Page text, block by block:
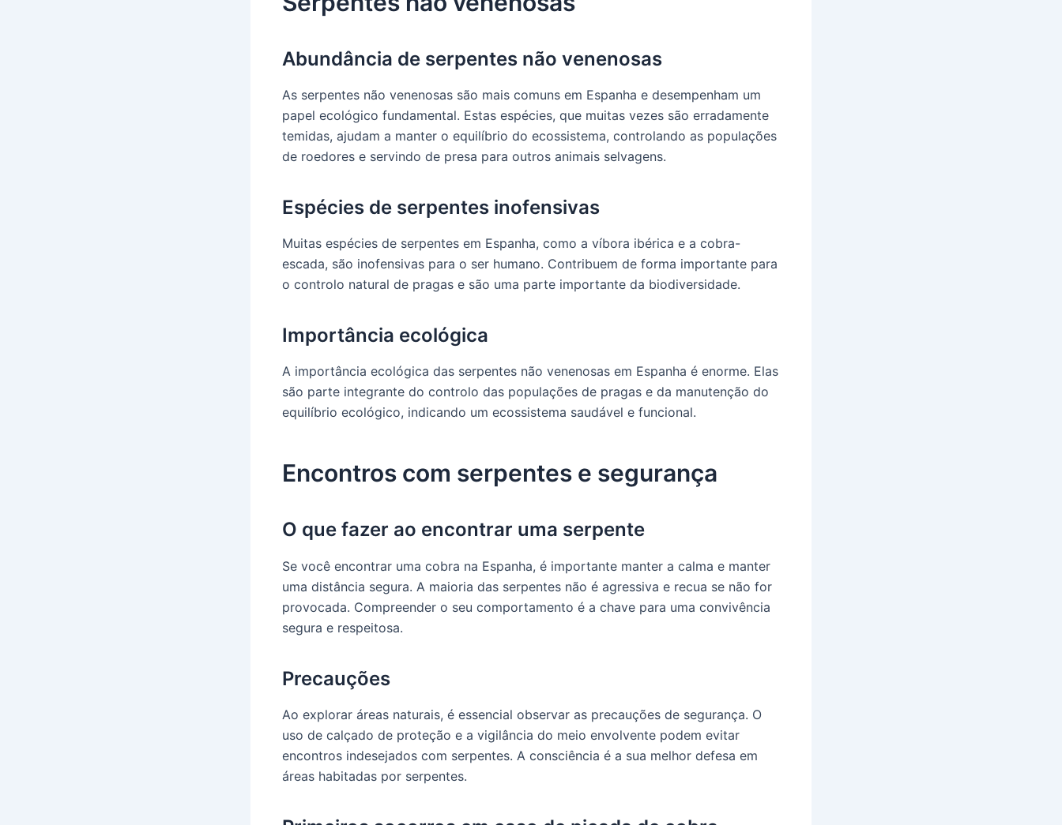
Abundância de serpentes não venenosas
As serpentes não venenosas são mais comuns em Espanha e desempenham um
papel ecológico fundamental. Estas espécies, que muitas vezes são erradamente
temidas, ajudam a manter o equilíbrio do ecossistema, controlando as populações
de roedores e servindo de presa para outros animais selvagens.
Espécies de serpentes inofensivas
Muitas espécies de serpentes em Espanha, como a víbora ibérica e a cobra-
escada, são inofensivas para o ser humano. Contribuem de forma importante para
o controlo natural de pragas e são uma parte importante da biodiversidade.
Importância ecológica
A importância ecológica das serpentes não venenosas em Espanha é enorme. Elas
são parte integrante do controlo das populações de pragas e da manutenção do
equilíbrio ecológico, indicando um ecossistema saudável e funcional.
Encontros com serpentes e segurança
O que fazer ao encontrar uma serpente
Se você encontrar uma cobra na Espanha, é importante manter a calma e manter
uma distância segura. A maioria das serpentes não é agressiva e recua se não for
provocada. Compreender o seu comportamento é a chave para uma convivência
segura e respeitosa.
Precauções
Ao explorar áreas naturais, é essencial observar as precauções de segurança. O
uso de calçado de proteção e a vigilância do meio envolvente podem evitar
encontros indesejados com serpentes. A consciência é a sua melhor defesa em
áreas habitadas por serpentes.